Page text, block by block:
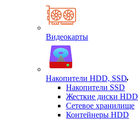
Видеокарты
Накопители HDD, SSD
Накопители SSD
Жесткие диски HDD
Сетевое хранилище
Контейнеры HDD